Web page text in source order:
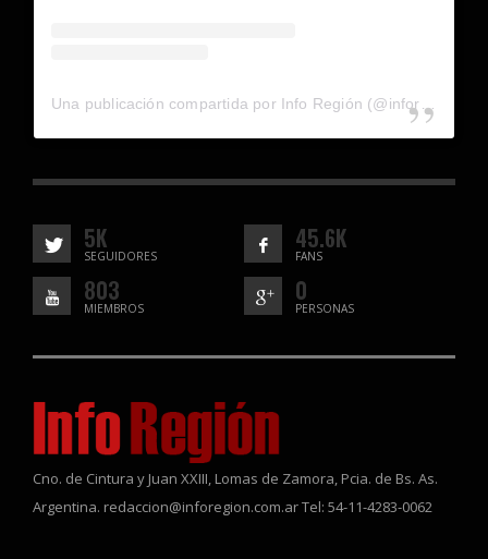
5K
SEGUIDORES
45.6K
FANS
803
MIEMBROS
0
PERSONAS
Cno. de Cintura y Juan XXIII, Lomas de Zamora, Pcia. de Bs. As.
Argentina. redaccion@inforegion.com.ar Tel: 54-11-4283-0062